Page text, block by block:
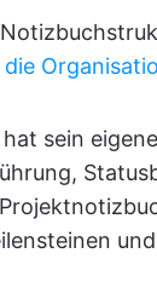
die
sein